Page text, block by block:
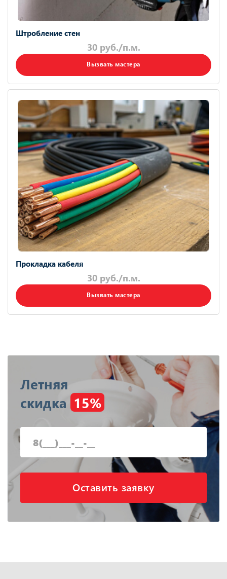
Штробление стен
30 руб./п.м.
Вызвать мастера
Прокладка кабеля
30 руб./п.м.
Вызвать мастера
Летняя
скидка 15%
Оставить заявку